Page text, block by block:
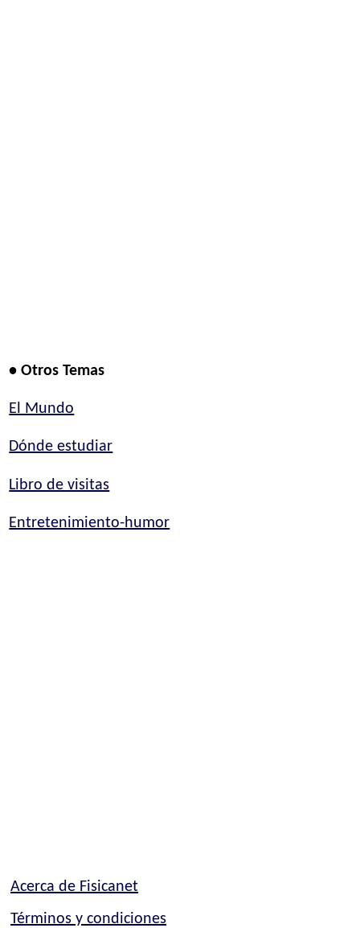
• Otros Temas
El Mundo
Dónde estudiar
Libro de visitas
Entretenimiento-humor
Acerca de Fisicanet
Términos y condiciones